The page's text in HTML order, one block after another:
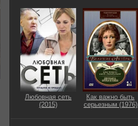
Любовная сеть
(2015)
Как важно быть
серьезным (1976)